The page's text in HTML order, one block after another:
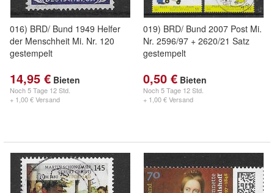
016) BRD/ Bund 1949 Helfer
der Menschheit Mi. Nr. 120
gestempelt
14,95 € Bieten
Noch5 Tage 12 Std.
+ 1,00 € Versand
019) BRD/ Bund 2007 Post Mi.
Nr. 2596/97 + 2620/21 Satz
gestempelt
0,50 € Bieten
Noch5 Tage 12 Std.
+ 1,00 € Versand